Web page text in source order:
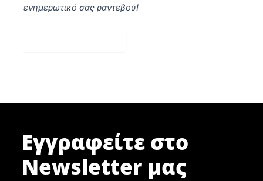
ενημερωτικό σας ραντεβού!
Εγγραφείτε στο
Newsletter μας